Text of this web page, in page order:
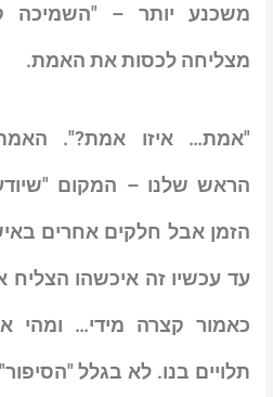
משכנע יותר – "השמיכה
מצליחה לכסות את האמת.
"אמת… איזו אמת?".
הראש שלנו – המקום
הזמן אבל חלקים אחרים
עד עכשיו זה איכשהו
כאמור קצרה מידי… ומהי
תלויים בנו. לא בגלל